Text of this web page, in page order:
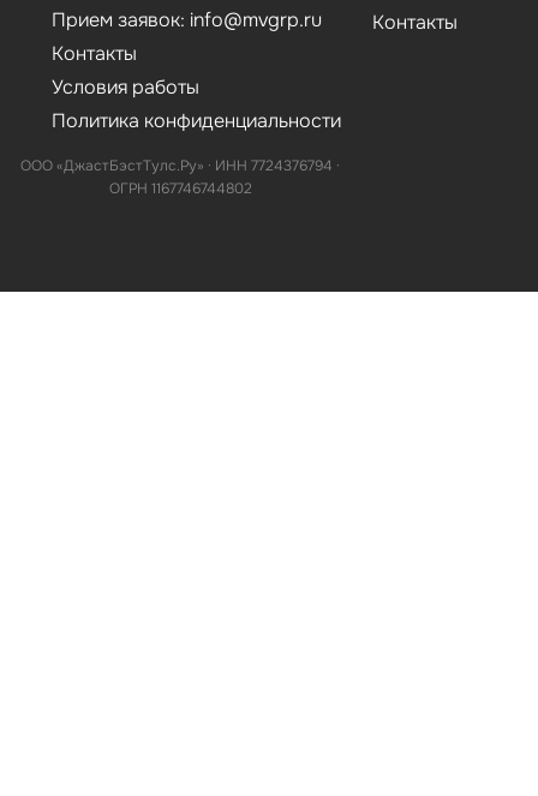
Прием заявок: info@mvgrp.ru
Контакты
Условия работы
Политика конфиденциальности
ООО «ДжастБэстТулс.Ру» · ИНН 7724376794 ·
ОГРН 1167746744802
Контакты